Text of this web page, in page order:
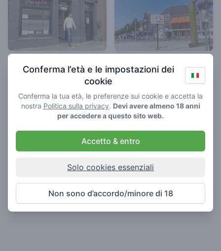
Purple
Coffeeshop in Vlissingen
Aarden
Coffeeshop in Vlissingen
Conferma l’età e le impostazioni dei
cookie
Conferma la tua età, le preferenze sui cookie e accetta la
nostra Politica sulla privacy. Devi avere almeno 18 anni
per accedere a questo sito web.
Accetto & entro
Solo cookies essenziali
Non sono d’accordo/minore di 18